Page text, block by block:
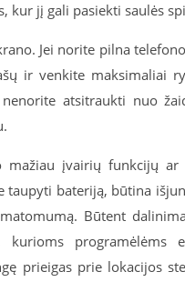
kur jį gali pasiekti saulės
Jei norite pilna
ir venkite maksimaliai
atsitraukti nuo
mažiau įvairių funkcijų
taupyti bateriją, būtina
matomumą. Būtent
programėlėms
prieigas prie lokacijos